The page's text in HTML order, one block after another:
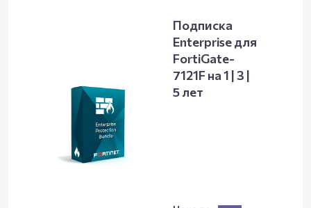
Подписка
Enterprise для
FortiGate-
7121F на 1 | 3 |
5 лет